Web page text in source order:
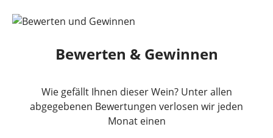
Bewerten & Gewinnen
Wie gefällt Ihnen dieser Wein? Unter allen
abgegebenen Bewertungen verlosen wir jeden
Monat einen